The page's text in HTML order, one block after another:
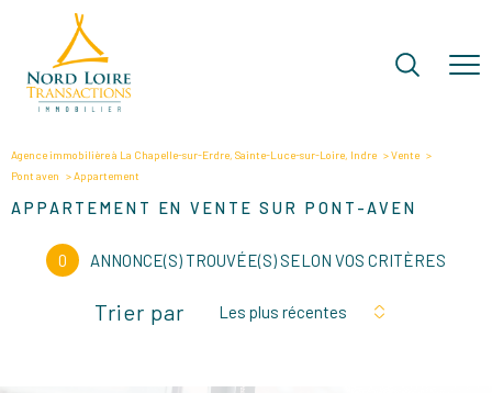
Agence immobilière à La Chapelle-sur-Erdre, Sainte-Luce-sur-Loire, Indre
Vente
Pont aven
Appartement
APPARTEMENT EN VENTE SUR PONT-AVEN
0 ANNONCE(S) TROUVÉE(S) SELON VOS CRITÈRES
Trier par Les plus récentes